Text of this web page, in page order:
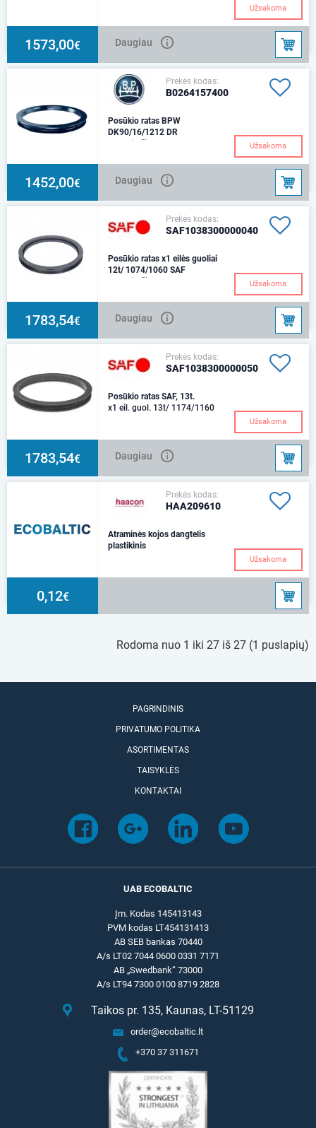
Užsakoma
1573,00€ Daugiau
Prekės kodas:
B0264157400
Posūkio ratas BPW
DK90/16/1212 DR
Posūkio žiedas
Užsakoma
1452,00€ Daugiau
Prekės kodas:
SAF1038300000040
Posūkio ratas x1 eilės guoliai
12t/ 1074/1060 SAF
Posūkio žiedas
Užsakoma
1783,54€ Daugiau
Prekės kodas:
SAF1038300000050
Posūkio ratas SAF, 13t.
x1 eil. guol. 13t/ 1174/1160
Užsakoma
1783,54€ Daugiau
Prekės kodas:
HAA209610
Atraminės kojos dangtelis
plastikinis
Užsakoma
0,12€
Rodoma nuo 1 iki 27 iš 27 (1 puslapių)
PAGRINDINIS
PRIVATUMO POLITIKA
ASORTIMENTAS
TAISYKLĖS
KONTAKTAI
UAB ECOBALTIC
Įm. Kodas 145413143
PVM kodas LT454131413
AB SEB bankas 70440
A/s LT02 7044 0600 0331 7171
AB „Swedbank“ 73000
A/s LT94 7300 0100 8719 2828
Taikos pr. 135, Kaunas, LT-51129
order@ecobaltic.lt
+370 37 311671